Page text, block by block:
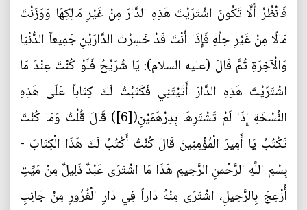
فَانْظُرْ أَلَّا تَكُونَ اشْتَرَيْتَ هَذِهِ الدَّارَ مِنْ غَيْرِ مَالِكِهَا وَوَزَنْتَ
مَالًا مِنْ غَيْرِ حِلِّهِ فَإِذَا أَنْتَ قَدْ خَسِرْتَ الدَّارَيْنِ جَمِيعاً الدُّنْيَا
وَالْآخِرَةِ ثُمَّ قَالَ (عليه السلام): يَا شُرَيْحُ فَلَوْ كُنْتَ عِنْدَ مَا
اشْتَرَيْتَ هَذِهِ الدَّارَ أَتَيْتَنِي فَكَتَبْتُ لَكَ كِتَاباً عَلَى هَذِهِ
النُّسْخَةِ إِذَا لَمْ تَشْتَرِهَا بِدِرْهَمَيْنِ([6]) قَالَ قُلْتُ وَمَا كُنْتَ
تَكْتُبُ يَا أَمِيرَ الْمُؤْمِنِينَ قَالَ كُنْتُ أَكْتُبُ لَكَ هَذَا الْكِتَابَ -
بِسْمِ اللَّهِ الرَّحْمنِ الرَّحِيمِ هَذَا مَا اشْتَرَى عَبْدٌ ذَلِيلٌ مِنْ مَيِّتٍ
أُزْعِجَ بِالرَّحِيلِ، اشْتَرَى مِنْهُ دَاراً فِي دَارِ الْغُرُورِ مِنْ جَانِبِ